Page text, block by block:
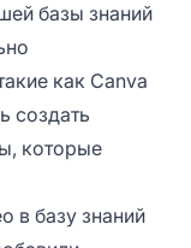
базы знаний
как Canva
создать
которые
в базу знаний